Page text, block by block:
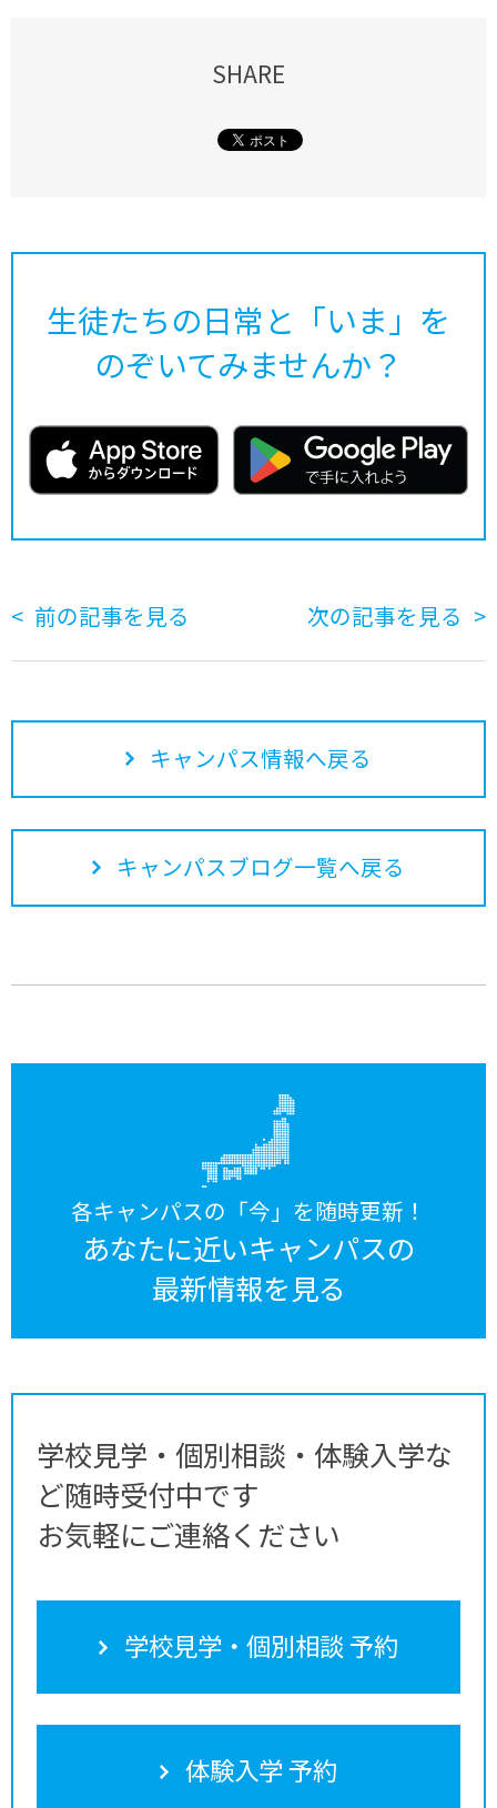
SHARE
生徒たちの日常と「いま」を
のぞいてみませんか？
前の記事を見る 次の記事を見る
キャンパス情報へ戻る
キャンパスブログ一覧へ戻る
各キャンパスの「今」を随時更新！
あなたに近いキャンパスの
最新情報を見る
学校見学・個別相談・体験入学な
ど随時受付中です
お気軽にご連絡ください
学校見学・個別相談 予約
体験入学 予約